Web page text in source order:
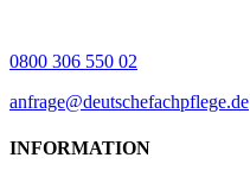
0800 306 550 02
anfrage@deutschefachpflege.de
INFORMATION